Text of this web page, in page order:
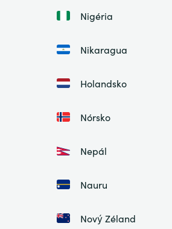
Nigéria
Nikaragua
Holandsko
Nórsko
Nepál
Nauru
Nový Zéland